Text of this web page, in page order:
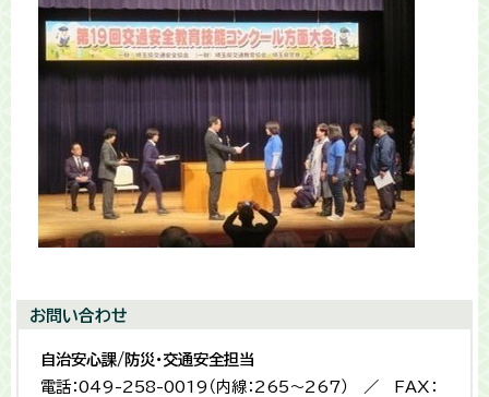
お問い合わせ
自治安心課/防災・交通安全担当
電話：049-258-0019（内線：265〜267） ／ FAX：